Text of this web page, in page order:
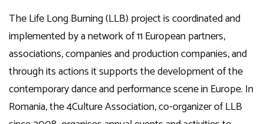
The Life Long Burning (LLB) project is coordinated and
implemented by a network of 11 European partners,
associations, companies and production companies, and
through its actions it supports the development of the
contemporary dance and performance scene in Europe. In
Romania, the 4Culture Association, co-organizer of LLB